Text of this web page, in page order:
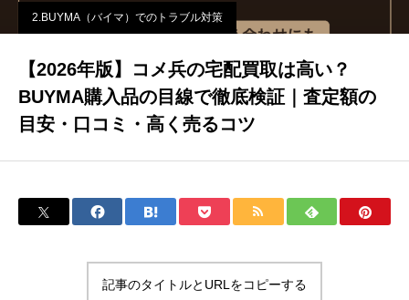
2.BUYMA（バイマ）でのトラブル対策
【2026年版】コメ兵の宅配買取は高い？
BUYMA購入品の目線で徹底検証｜査定額の
目安・口コミ・高く売るコツ
記事のタイトルとURLをコピーする